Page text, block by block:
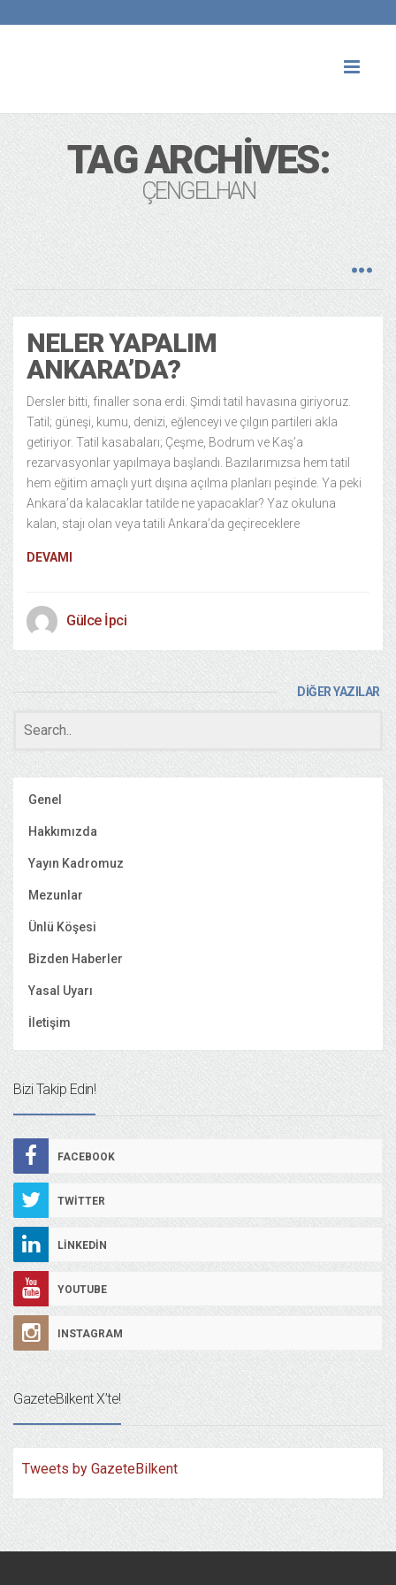
TAG ARCHIVES:
ÇENGELHAN
NELER YAPALIM
ANKARA’DA?
Dersler bitti, finaller sona erdi. Şimdi tatil havasına giriyoruz.
Tatil; güneşi, kumu, denizi, eğlenceyi ve çılgın partileri akla
getiriyor. Tatil kasabaları; Çeşme, Bodrum ve Kaş’a
rezarvasyonlar yapılmaya başlandı. Bazılarımızsa hem tatil
hem eğitim amaçlı yurt dışına açılma planları peşinde. Ya peki
Ankara’da kalacaklar tatilde ne yapacaklar? Yaz okuluna
kalan, stajı olan veya tatili Ankara’da geçireceklere
DEVAMI
Gülce İpci
DİĞER YAZILAR
Genel
Hakkımızda
Yayın Kadromuz
Mezunlar
Ünlü Köşesi
Bizden Haberler
Yasal Uyarı
İletişim
Bizi Takip Edin!
FACEBOOK
TWITTER
LINKEDIN
YOUTUBE
INSTAGRAM
GazeteBilkent X’te!
Tweets by GazeteBilkent